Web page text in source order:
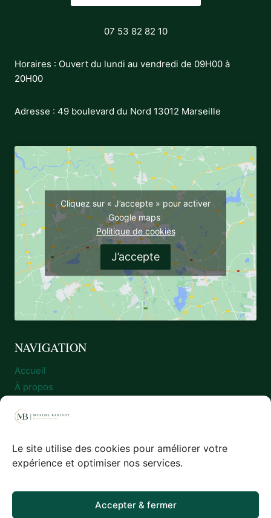
Le site utilise des cookies pour améliorer votre
expérience et optimiser nos services.
Accepter & fermer
07 53 82 82 10
Horaires : Ouvert du lundi au vendredi de 09H00 à
20H00
Adresse : 49 boulevard du Nord 13012 Marseille
Cliquez sur « J’accepte » pour activer
Google maps
Politique de cookies
J’accepte
NAVIGATION
Accueil
À propos
Blog
Prise de rendez-vous
Politique de cookies (UE)
CGV & mentions légales